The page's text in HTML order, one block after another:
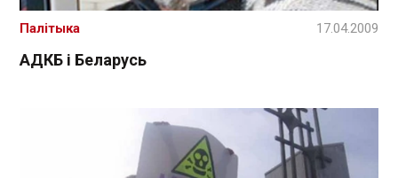
АДКБ і Беларусь
Палітыка 17.04.2009